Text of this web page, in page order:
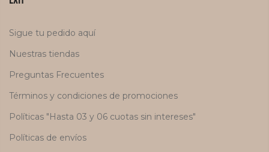
Sigue tu pedido aquí
Nuestras tiendas
Preguntas Frecuentes
Términos y condiciones de promociones
Políticas "Hasta 03 y 06 cuotas sin intereses"
Políticas de envíos